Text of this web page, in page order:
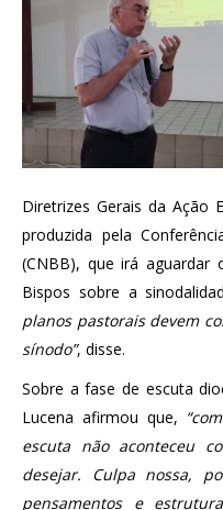
Diretrizes Gerais da Ação
produzida pela
(CNBB), que irá
Bispos sobre a
planos pastorais devem
sínodo”, disse.
Sobre a fase de escuta
Lucena afirmou que,
escuta não aconteceu
desejar. Culpa nossa,
pensamentos e